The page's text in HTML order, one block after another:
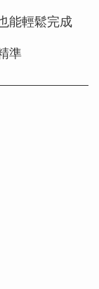
能輕鬆完成
準